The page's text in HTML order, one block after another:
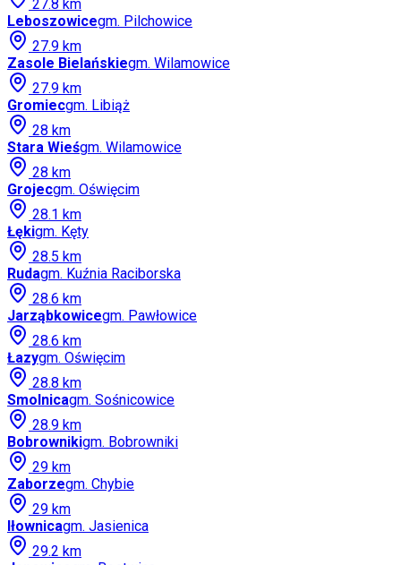
27.8 km
Leboszowicegm. Pilchowice
27.9 km
Zasole Bielańskiegm. Wilamowice
27.9 km
Gromiecgm. Libiąż
28 km
Stara Wieśgm. Wilamowice
28 km
Grojecgm. Oświęcim
28.1 km
Łękigm. Kęty
28.5 km
Rudagm. Kuźnia Raciborska
28.6 km
Jarząbkowicegm. Pawłowice
28.6 km
Łazygm. Oświęcim
28.8 km
Smolnicagm. Sośnicowice
28.9 km
Bobrownikigm. Bobrowniki
29 km
Zaborzegm. Chybie
29 km
Iłownicagm. Jasienica
29.2 km